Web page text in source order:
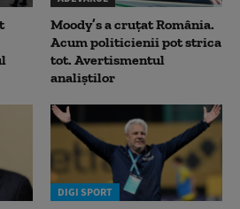
Moody’s a cruțat România.
Acum politicienii pot strica
tot. Avertismentul
analiștilor
DIGI SPORT